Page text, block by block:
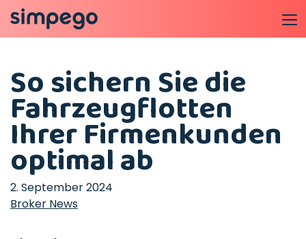
So sichern Sie die
Fahrzeugflotten
Ihrer Firmenkunden
optimal ab
2. September 2024
Broker News